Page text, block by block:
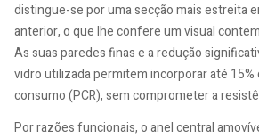
distingue-se por uma secção mais estreita
anterior, o que lhe confere um visual
As suas paredes finas e a redução
vidro utilizada permitem incorporar até
consumo (PCR), sem comprometer a
Por razões funcionais, o anel central